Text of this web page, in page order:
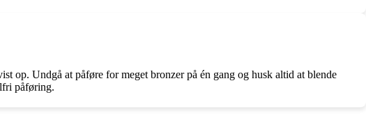
op. Undgå at påføre for meget bronzer på én gang og husk altid at blende
påføring.